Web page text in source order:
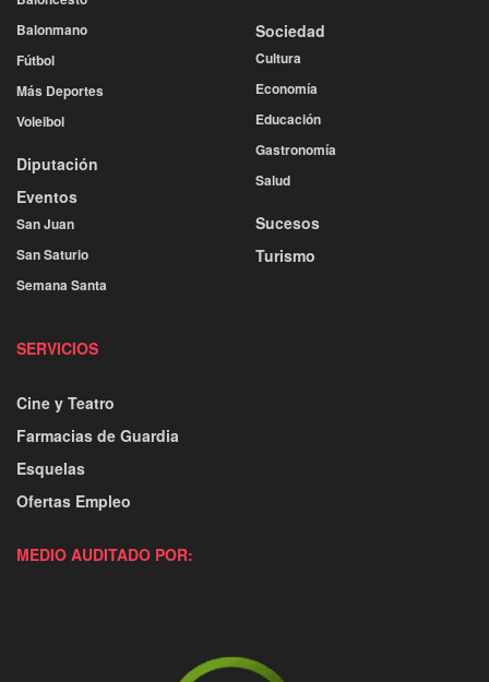
Balonmano
Fútbol
Más Deportes
Voleibol
Diputación
Eventos
San Juan
San Saturio
Semana Santa
Sociedad
Cultura
Economía
Educación
Gastronomía
Salud
Sucesos
Turismo
SERVICIOS
Cine y Teatro
Farmacias de Guardia
Esquelas
Ofertas Empleo
MEDIO AUDITADO POR: